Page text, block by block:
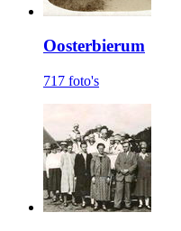
Oosterbierum
717 foto's